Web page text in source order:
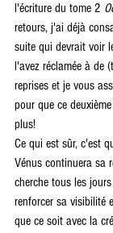
l'écriture du tome 2
retours, j'ai déjà
suite qui devrait voir
l'avez réclamée à de
reprises et je vous
pour que ce
plus!
Ce qui est sûr, c'est
Vénus continuera sa
cherche tous les
renforcer sa visibilité
que ce soit avec la